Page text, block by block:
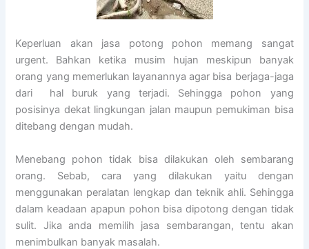
Keperluan akan jasa potong pohon memang sangat
urgent. Bahkan ketika musim hujan meskipun banyak
orang yang memerlukan layanannya agar bisa berjaga-jaga
dari hal buruk yang terjadi. Sehingga pohon yang
posisinya dekat lingkungan jalan maupun pemukiman bisa
ditebang dengan mudah.
Menebang pohon tidak bisa dilakukan oleh sembarang
orang. Sebab, cara yang dilakukan yaitu dengan
menggunakan peralatan lengkap dan teknik ahli. Sehingga
dalam keadaan apapun pohon bisa dipotong dengan tidak
sulit. Jika anda memilih jasa sembarangan, tentu akan
menimbulkan banyak masalah.